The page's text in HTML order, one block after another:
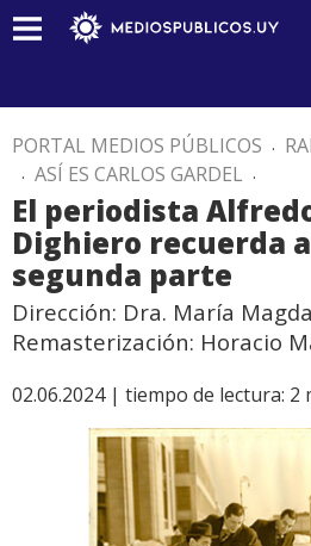
PORTAL MEDIOS PÚBLICOS .
. ASÍ ES CARLOS GARDEL .
El periodista
Dighiero recuerda a
segunda parte
Dirección: Dra. María
Remasterización: Horacio
02.06.2024 | tiempo de lectura: 2